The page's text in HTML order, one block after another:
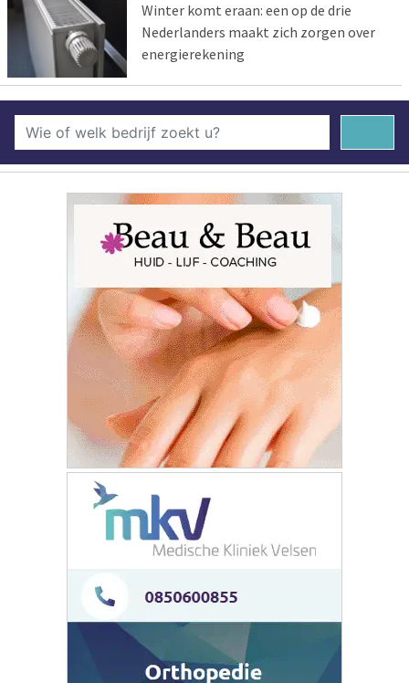
Winter komt eraan: een op de drie
Nederlanders maakt zich zorgen over
energierekening